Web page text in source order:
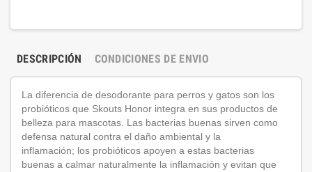
DESCRIPCIÓN CONDICIONES DE ENVIO
La diferencia de desodorante para perros y gatos son los
probióticos que Skouts Honor integra en sus productos de
belleza para mascotas. Las bacterias buenas sirven como
defensa natural contra el daño ambiental y la
inflamación; los probióticos apoyen a estas bacterias
buenas a calmar naturalmente la inflamación y evitan que